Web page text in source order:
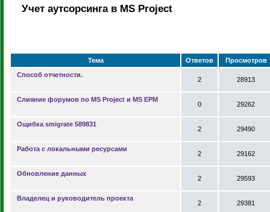
Учет аутсорсинга в MS Project
Тема Ответов
Просмотров
Способ отчетности.
2 28913
Слияние форумов по MS Project и MS EPM
0 29262
Ощибка smigrate 589831
2 29490
Работа с локальными ресурсами
2 29162
Обновление данных
2 29593
Владелец и руководитель проекта
2 29381